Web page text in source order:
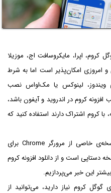
اپرا، مایکروسافت اج، موزیلا
امروزی امکان‌پذیر است اما به شرط
ویندوز، لینوکس یا مک‌او‌اس نصب
کروم در اندروید و آیفون باشد،
کروم اشتراک دارند استفاده کنید که
خبر خوش این است که گوگل روی نسخه‌ی خاصی از مرورگر Chrome برای
دستاپی است و از دانلود افزونه کروم
این خبر می‌پردازیم.
کروم نیاز دارید، می‌توانید از